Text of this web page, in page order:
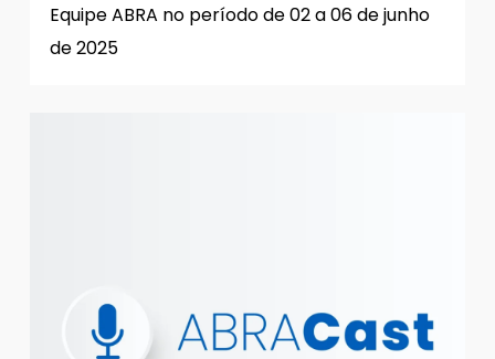
Equipe ABRA no período de 02 a 06 de junho
de 2025